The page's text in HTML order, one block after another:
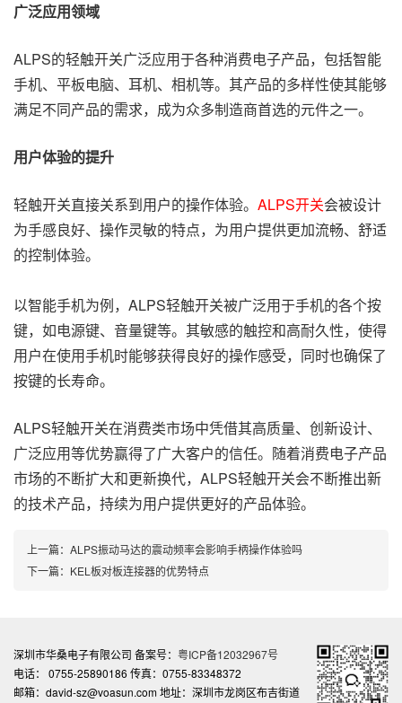
广泛应用领域
ALPS的轻触开关广泛应用于各种消费电子产品，包括智能
手机、平板电脑、耳机、相机等。其产品的多样性使其能够
满足不同产品的需求，成为众多制造商首选的元件之一。
用户体验的提升
轻触开关直接关系到用户的操作体验。 ALPS开关会被设计
为手感良好、操作灵敏的特点，为用户提供更加流畅、舒适
的控制体验。
以智能手机为例，ALPS轻触开关被广泛用于手机的各个按
键，如电源键、音量键等。其敏感的触控和高耐久性，使得
用户在使用手机时能够获得良好的操作感受，同时也确保了
按键的长寿命。
ALPS轻触开关在消费类市场中凭借其高质量、创新设计、
广泛应用等优势赢得了广大客户的信任。随着消费电子产品
市场的不断扩大和更新换代，ALPS轻触开关会不断推出新
的技术产品，持续为用户提供更好的产品体验。
上一篇： ALPS振动马达的震动频率会影响手柄操作体验吗
下一篇： KEL板对板连接器的优势特点
深圳市华桑电子有限公司 备案号： 粤ICP备12032967号
电话： 0755-25890186 传真：0755-83348372
邮箱：david-sz@voasun.com 地址：深圳市龙岗区布吉街道